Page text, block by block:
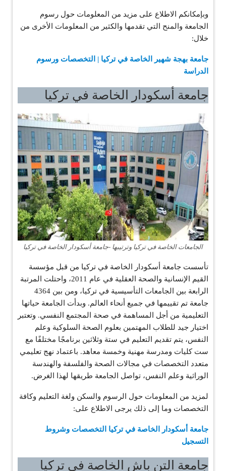
وبإمكانكم الاطلاع على مزيد من المعلومات حول رسوم
الجامعة والمنح التي تقدمها والكثير من المعلومات الأخرى من
خلال:
جامعة بهجة شهير الخاصة في تركيا | التخصصات ورسوم
الدراسة
جامعة أسكودار الخاصة في تركيا
الجامعات الخاصة في تركيا وترتيبها -جامعة أسكودار الخاصة في تركيا
تأسست جامعة أسكودار الخاصة في تركيا من قبل مؤسسة
القيم الإنسانية والصحة العقلية في عام 2011، واحتلت المرتبة
الرابعة بين الجامعات التأسيسية في تركيا، ومن بين 4364
جامعة تم تقييمها في جميع أنحاء العالم. وبدأت الجامعة حياتها
التعليمية من أجل المساهمة في صحة المجتمع النفسي. وتعتبر
اختيار جيد للطلاب المهتمين بعلوم الصحة السلوكية وعلم
النفس، يتم تقديم التعليم في ستة وثلاثين برنامجًا مختلفًا مع
ست كليات ومدرسة مهنية وخمسة معاهد. باعتماد نهج تعليمي
متعدد التخصصات في مجالات الصحة والفلسفة والهندسة
الوراثية وعلم النفس، تواصل الجامعة طريقها لهذا الغرض.
لمزيد من المعلومات حول الرسوم والسكن ولغة التعليم وكافة
التخصصات وما إلى ذلك يرجى الاطلاع على:
جامعة أسكودار الخاصة في تركيا التخصصات وشروط
التسجيل
جامعة التن باش الخاصة في تركيا